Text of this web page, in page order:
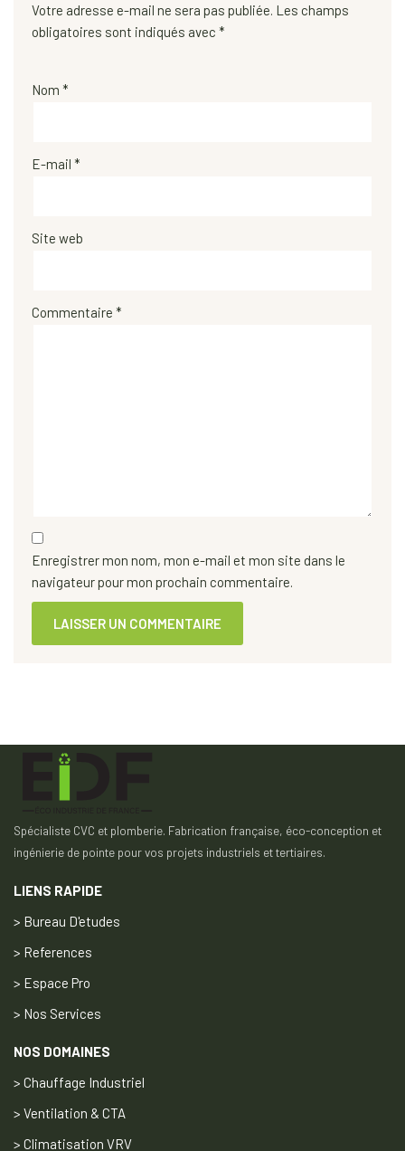
Votre adresse e-mail ne sera pas publiée. Les champs
obligatoires sont indiqués avec *
Nom *
E-mail *
Site web
Commentaire *
Enregistrer mon nom, mon e-mail et mon site dans le
navigateur pour mon prochain commentaire.
Spécialiste CVC et plomberie. Fabrication française, éco-conception et
ingénierie de pointe pour vos projets industriels et tertiaires.
LIENS RAPIDE
> Bureau D'etudes
> References
> Espace Pro
> Nos Services
NOS DOMAINES
> Chauffage Industriel
> Ventilation & CTA
> Climatisation VRV